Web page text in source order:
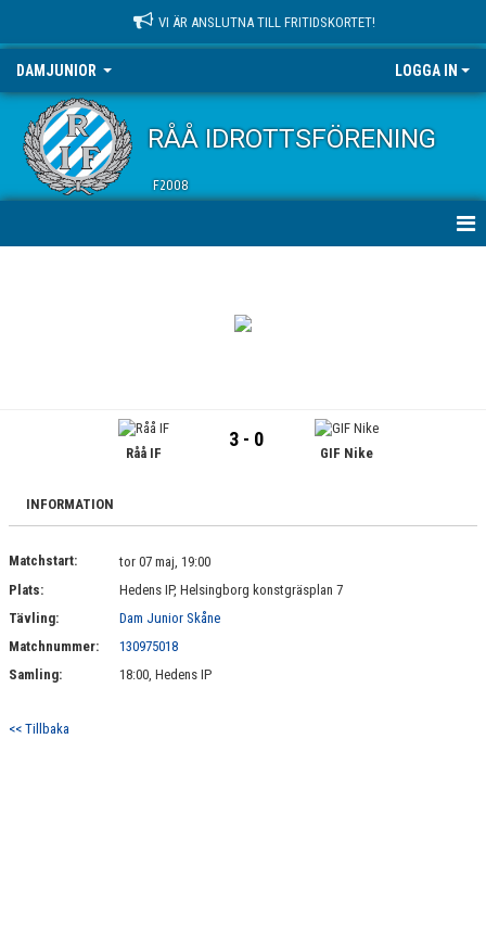
VI ÄR ANSLUTNA TILL FRITIDSKORTET!
DAMJUNIOR LOGGA IN
RÅÅ IDROTTSFÖRENING
F2008
BILDGALLERI
KONTAKT
Råå IF
3 - 0
GIF Nike
INFORMATION
Matchstart:
tor 07 maj, 19:00
Plats:
Hedens IP, Helsingborg konstgräsplan 7
Tävling:
Dam Junior Skåne
Matchnummer:
130975018
Samling:
18:00, Hedens IP
<< Tillbaka